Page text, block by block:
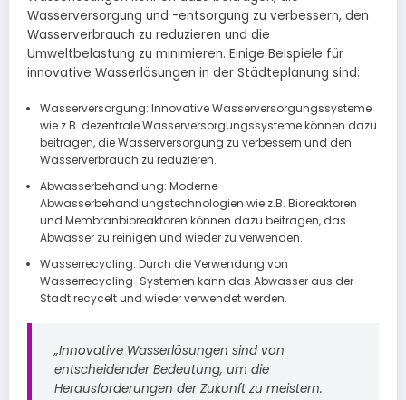
Wasserversorgung und -entsorgung zu verbessern, den
Wasserverbrauch zu reduzieren und die
Umweltbelastung zu minimieren. Einige Beispiele für
innovative Wasserlösungen in der Städteplanung sind:
Wasserversorgung: Innovative Wasserversorgungssysteme
wie z.B. dezentrale Wasserversorgungssysteme können dazu
beitragen, die Wasserversorgung zu verbessern und den
Wasserverbrauch zu reduzieren.
Abwasserbehandlung: Moderne
Abwasserbehandlungstechnologien wie z.B. Bioreaktoren
und Membranbioreaktoren können dazu beitragen, das
Abwasser zu reinigen und wieder zu verwenden.
Wasserrecycling: Durch die Verwendung von
Wasserrecycling-Systemen kann das Abwasser aus der
Stadt recycelt und wieder verwendet werden.
„Innovative Wasserlösungen sind von
entscheidender Bedeutung, um die
Herausforderungen der Zukunft zu meistern.